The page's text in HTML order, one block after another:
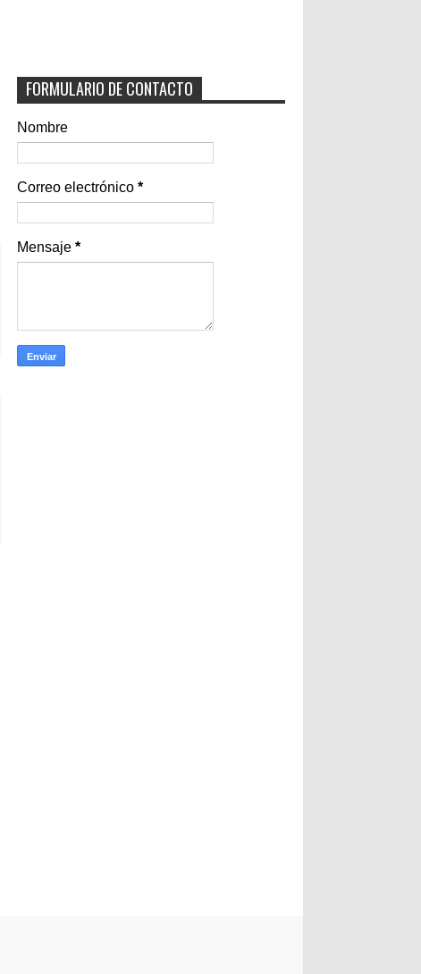
FORMULARIO DE CONTACTO
Nombre
Correo electrónico *
Mensaje *